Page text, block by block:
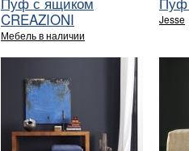
CREAZIONI
Мебель в наличии
Jesse